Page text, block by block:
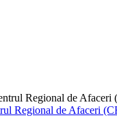
Regional de Afaceri